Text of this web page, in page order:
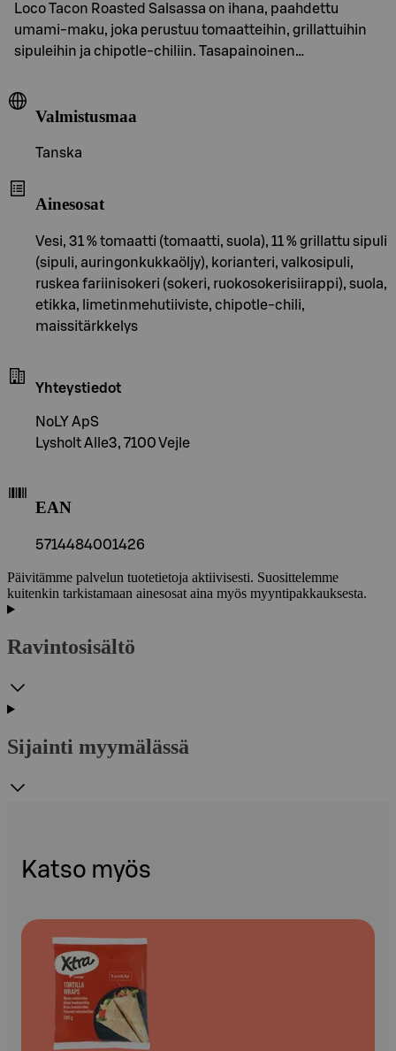
Loco Tacon Roasted Salsassa on ihana, paahdettu
umami-maku, joka perustuu tomaatteihin, grillattuihin
sipuleihin ja chipotle-chiliin. Tasapainoinen…
Valmistusmaa
Tanska
Ainesosat
Vesi, 31 % tomaatti (tomaatti, suola), 11 % grillattu sipuli
(sipuli, auringonkukkaöljy), korianteri, valkosipuli,
ruskea fariinisokeri (sokeri, ruokosokerisiirappi), suola,
etikka, limetinmehutiiviste, chipotle-chili,
maissitärkkelys
Yhteystiedot
NoLY ApS
Lysholt Alle3, 7100 Vejle
EAN
5714484001426
Päivitämme palvelun tuotetietoja aktiivisesti. Suosittelemme
kuitenkin tarkistamaan ainesosat aina myös myyntipakkauksesta.
Ravintosisältö
Sijainti myymälässä
Katso myös